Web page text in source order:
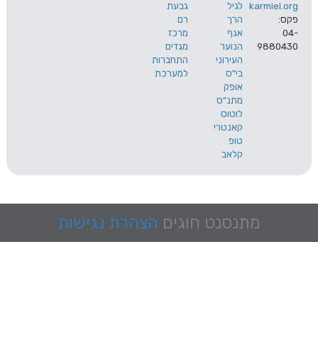
לגיל
הרך
אגף
הנוער
גבעת
רם
מרכז
מגדים
התחברות
למערכת
מתנסנט חוגים הצהרת נגישות